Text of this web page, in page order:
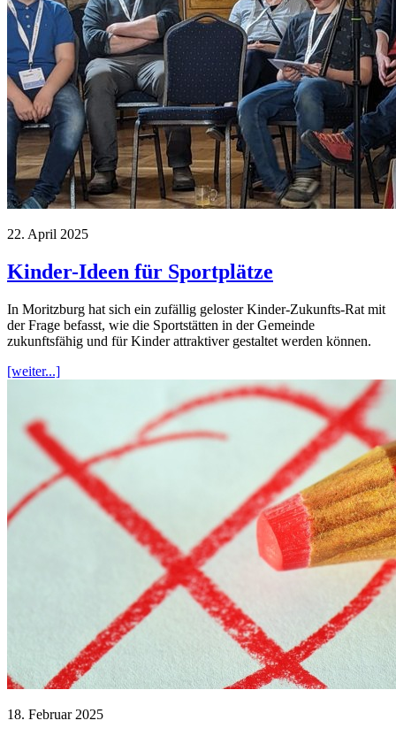
22. April 2025
Kinder-Ideen für Sportplätze
In Moritzburg hat sich ein zufällig geloster Kinder-Zukunfts-Rat mit
der Frage befasst, wie die Sportstätten in der Gemeinde
zukunftsfähig und für Kinder attraktiver gestaltet werden können.
[weiter...]
18. Februar 2025